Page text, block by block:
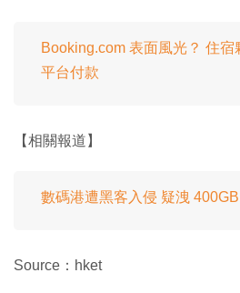
Booking.com 表面風光？ 住宿
平台付款
【相關報道】
數碼港遭黑客入侵 疑洩
Source：hket